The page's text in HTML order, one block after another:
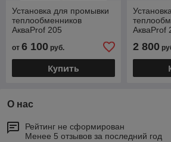
Установка для промывки
теплообменников
АкваProf 205
от 6 100 руб.
Купить
АкваProf
2 800
О нас
Рейтинг не сформирован
Менее 5 отзывов за последний год